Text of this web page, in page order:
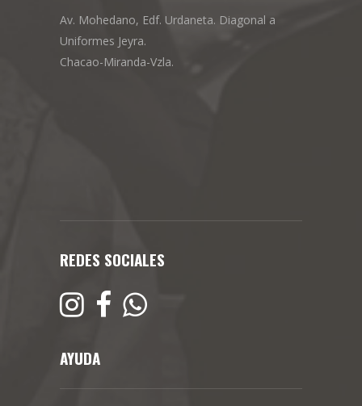
Av. Mohedano, Edf. Urdaneta. Diagonal a
Uniformes Jeyra.
Chacao-Miranda-Vzla.
REDES SOCIALES
AYUDA